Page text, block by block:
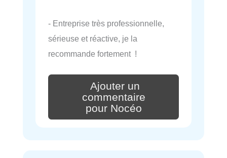
- Entreprise très professionnelle,
sérieuse et réactive, je la
recommande fortement !
Ajouter un
commentaire
pour Nocéo